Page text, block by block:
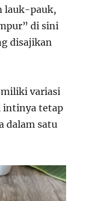
lauk-pauk,
di sini
disajikan
variasi
intinya tetap
dalam satu